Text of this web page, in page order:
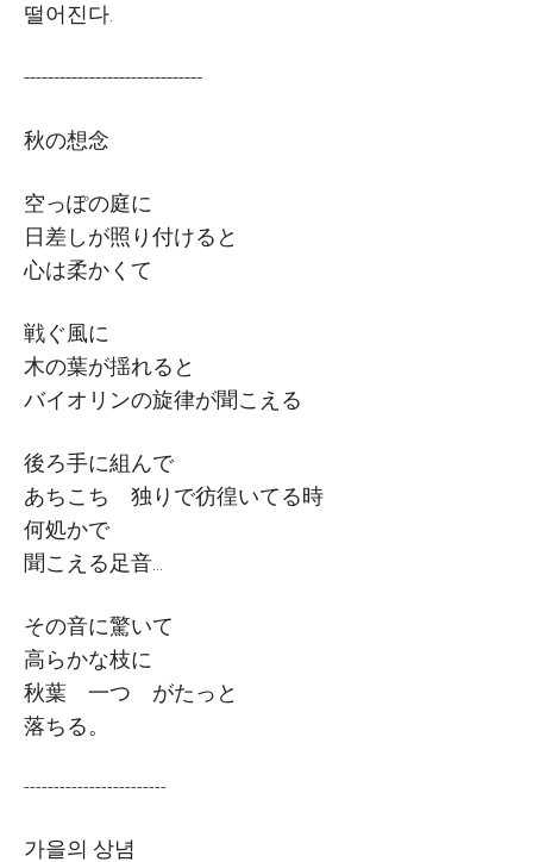
떨어진다
------------------------------
秋の想念
空っぽの庭に
日差 しが照 り付けると
心は柔かくて
戦ぐ風に
木の葉が揺れると
バイオリンの旋律が聞こえる
後ろ手に組んで
あちこち
独 りで彷徨いてる時
何処かで
聞こえる足音
その音に驚いて
高らかな枝に
秋葉
一つ
がたっと
落ちる。
------------------------
가을의 상념